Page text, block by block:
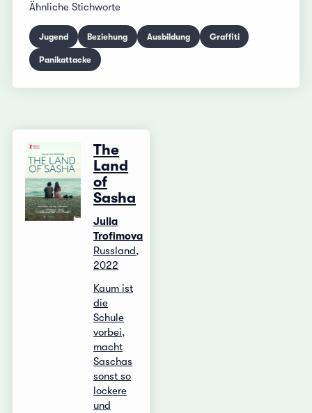
Ähnliche Stichworte
Jugend Beziehung Ausbildung Graffiti
Panikattacke
The
Land
of
Sasha
Julia
Trofimova
Russland,
2022
Kaum ist
die
Schule
vorbei,
macht
Saschas
sonst so
lockere
und